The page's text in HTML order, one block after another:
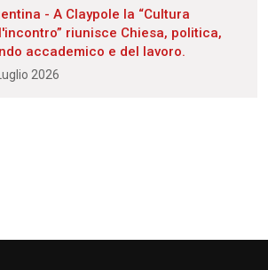
- A Claypole la “Cultura
riunisce Chiesa, politica,
accademico e del lavoro.
2026